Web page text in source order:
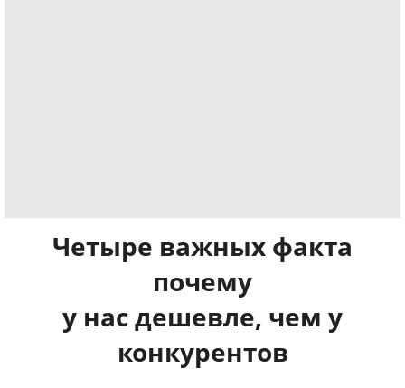
Четыре важных факта
почему
у нас дешевле, чем у
конкурентов